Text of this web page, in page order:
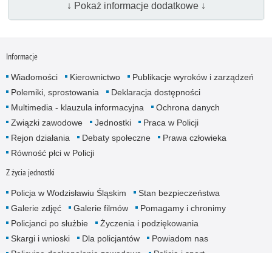
↓ Pokaż informacje dodatkowe ↓
Informacje
Wiadomości Kierownictwo
Publikacje wyroków i zarządzeń
Polemiki, sprostowania
Deklaracja dostępności
Multimedia - klauzula informacyjna
Ochrona danych
Związki zawodowe
Jednostki
Praca w Policji
Rejon działania
Debaty społeczne
Prawa człowieka
Równość płci w Policji
Z życia jednostki
Policja w Wodzisławiu Śląskim
Stan bezpieczeństwa
Galerie zdjęć
Galerie filmów
Pomagamy i chronimy
Policjanci po służbie
Życzenia i podziękowania
Skargi i wnioski
Dla policjantów
Powiadom nas